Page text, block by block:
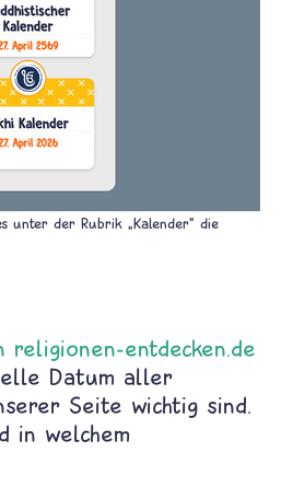
unter der Rubrik „Kalender" die
entdecken.de
Datum aller
Seite wichtig sind.
in welchem